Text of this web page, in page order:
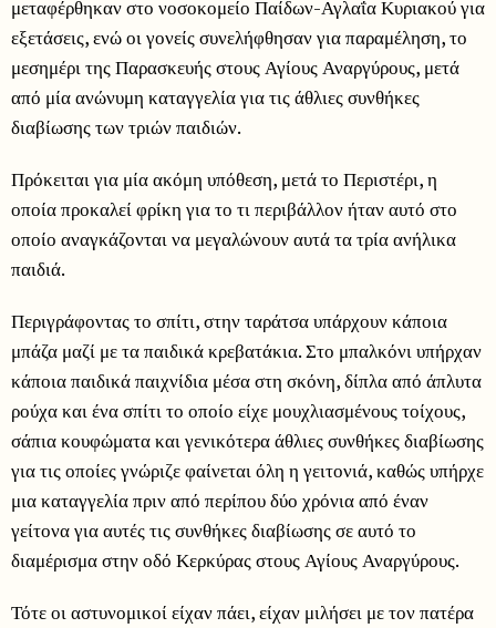
μεταφέρθηκαν στο νοσοκομείο Παίδων-Αγλαΐα Κυριακού για
εξετάσεις, ενώ οι γονείς συνελήφθησαν για παραμέληση, το
μεσημέρι της Παρασκευής στους Αγίους Αναργύρους, μετά
από μία ανώνυμη καταγγελία για τις άθλιες συνθήκες
διαβίωσης των τριών παιδιών.
Πρόκειται για μία ακόμη υπόθεση, μετά το Περιστέρι, η
οποία προκαλεί φρίκη για το τι περιβάλλον ήταν αυτό στο
οποίο αναγκάζονται να μεγαλώνουν αυτά τα τρία ανήλικα
παιδιά.
Περιγράφοντας το σπίτι, στην ταράτσα υπάρχουν κάποια
μπάζα μαζί με τα παιδικά κρεβατάκια. Στο μπαλκόνι υπήρχαν
κάποια παιδικά παιχνίδια μέσα στη σκόνη, δίπλα από άπλυτα
ρούχα και ένα σπίτι το οποίο είχε μουχλιασμένους τοίχους,
σάπια κουφώματα και γενικότερα άθλιες συνθήκες διαβίωσης
για τις οποίες γνώριζε φαίνεται όλη η γειτονιά, καθώς υπήρχε
μια καταγγελία πριν από περίπου δύο χρόνια από έναν
γείτονα για αυτές τις συνθήκες διαβίωσης σε αυτό το
διαμέρισμα στην οδό Κερκύρας στους Αγίους Αναργύρους.
Τότε οι αστυνομικοί είχαν πάει, είχαν μιλήσει με τον πατέρα